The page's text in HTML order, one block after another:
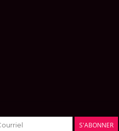
S'ABONNER